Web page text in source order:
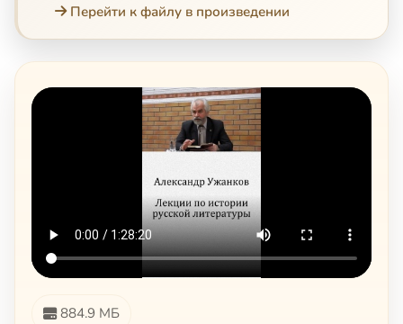
Перейти к файлу в произведении
884.9 МБ